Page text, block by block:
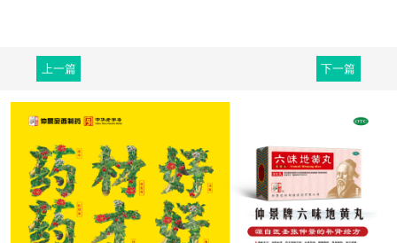
上一篇 下一篇